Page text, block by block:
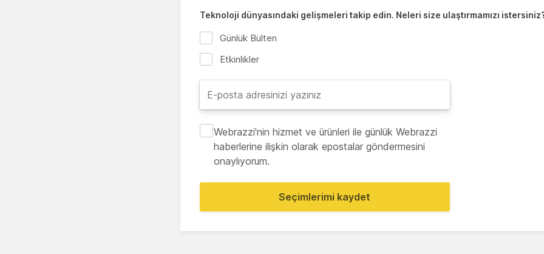
Teknoloji dünyasındaki gelişmeleri takip edin. Neleri size ulaştırmamızı
Günlük Bülten
Etkinlikler
Webrazzi'nin hizmet ve ürünleri ile günlük Webrazzi
haberlerine ilişkin olarak epostalar göndermesini
onaylıyorum.
Seçimlerimi kaydet